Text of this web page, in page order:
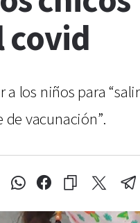
covid
los niños para
vacunación”.